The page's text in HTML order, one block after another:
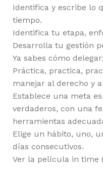
Identifica y escribe lo
tiempo.
Identifica tu etapa,
Desarrolla tu gestión
Ya sabes cómo
Práctica, practica,
manejar al derecho y
Establece una meta
verdaderos, con una
herramientas
Elige un hábito, uno,
días consecutivos.
Ver la película in time